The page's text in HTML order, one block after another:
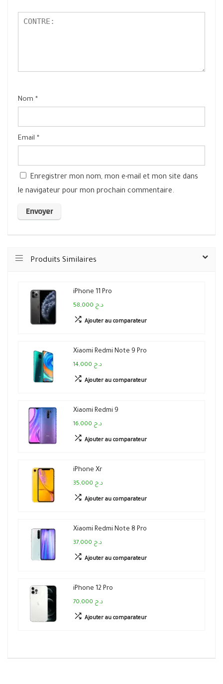
Nom *
Email *
Enregistrer mon nom, mon e-mail et mon site dans
le navigateur pour mon prochain commentaire.
Produits Similaires
iPhone 11 Pro
58,000 د.ج
Ajouter au comparateur
Xiaomi Redmi Note 9 Pro
14,000 د.ج
Ajouter au comparateur
Xiaomi Redmi 9
16,000 د.ج
Ajouter au comparateur
iPhone Xr
35,000 د.ج
Ajouter au comparateur
Xiaomi Redmi Note 8 Pro
37,000 د.ج
Ajouter au comparateur
iPhone 12 Pro
70,000 د.ج
Ajouter au comparateur